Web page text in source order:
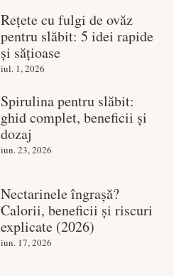
Rețete cu fulgi de ovăz
pentru slăbit: 5 idei rapide
și sățioase
iul. 1, 2026
Spirulina pentru slăbit:
ghid complet, beneficii și
dozaj
iun. 23, 2026
Nectarinele îngrașă?
Calorii, beneficii și riscuri
explicate (2026)
iun. 17, 2026